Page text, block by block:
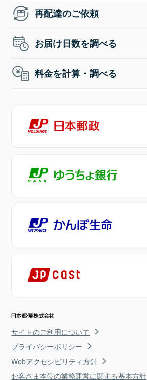
再配達のご依頼
お届け日数を調べる
料金を計算・調べる
サイトのご利用について
プライバシーポリシー
Webアクセシビリティ方針
お客さま本位の業務運営に関する基本方針